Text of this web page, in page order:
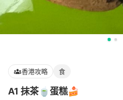
香港攻略 食
A1 抹茶🍵蛋糕🍰